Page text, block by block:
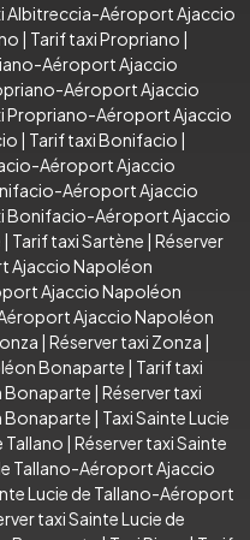
Albitreccia-Aéroport Ajaccio
| Tarif taxi Propriano |
Aéroport Ajaccio
Aéroport Ajaccio
Propriano-Aéroport Ajaccio
| Tarif taxi Bonifacio |
Aéroport Ajaccio
Aéroport Ajaccio
Bonifacio-Aéroport Ajaccio
| Tarif taxi Sartène | Réserver
Ajaccio Napoléon
Ajaccio Napoléon
Ajaccio Napoléon
| Réserver taxi Zonza |
Bonaparte | Tarif taxi
Bonaparte | Réserver taxi
Bonaparte | Taxi Sainte Lucie
Tallano | Réserver taxi Sainte
Tallano-Aéroport Ajaccio
Lucie de Tallano-Aéroport
taxi Sainte Lucie de